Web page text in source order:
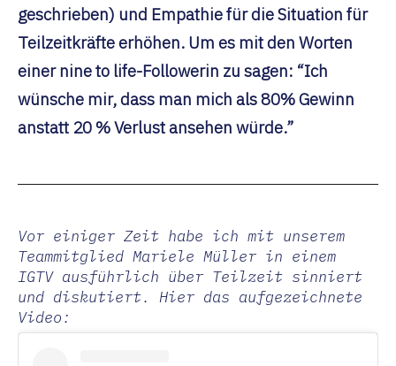
geschrieben) und Empathie für die Situation für
Teilzeitkräfte erhöhen. Um es mit den Worten
einer nine to life-Followerin zu sagen: “Ich
wünsche mir, dass man mich als 80% Gewinn
anstatt 20 % Verlust ansehen würde.”
Vor einiger Zeit habe ich mit unserem
Teammitglied Mariele Müller in einem
IGTV ausführlich über Teilzeit sinniert
und diskutiert. Hier das aufgezeichnete
Video: